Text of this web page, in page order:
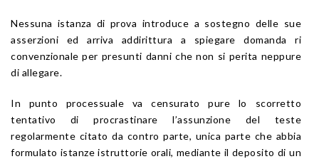
Nessuna istanza di prova introduce a sostegno delle sue
asserzioni ed arriva addirittura a spiegare domanda ri
convenzionale per presunti danni che non si perita neppure
di allegare.
In punto processuale va censurato pure lo scorretto
tentativo di procrastinare l’assunzione del teste
regolarmente citato da contro parte, unica parte che abbia
formulato istanze istruttorie orali, mediante il deposito di un